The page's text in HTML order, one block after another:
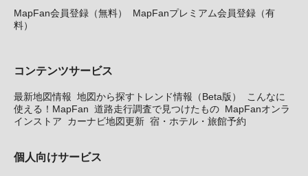
MapFan会員登録（無料）
MapFanプレミアム会員登録（有
料）
コンテンツサービス
最新地図情報 地図から探すトレンド情報（Beta版）
こんなに
使える！MapFan 道路走行調査で見つけたもの MapFanオンラ
インストア
カーナビ地図更新 宿・ホテル・旅館予約
個人向けサービス